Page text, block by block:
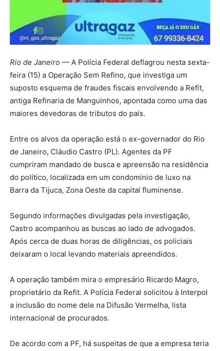
Rio de Janeiro — A Polícia Federal deflagrou nesta sexta-
feira (15) a Operação Sem Refino, que investiga um
suposto esquema de fraudes fiscais envolvendo a Refit,
antiga Refinaria de Manguinhos, apontada como uma das
maiores devedoras de tributos do país.
Entre os alvos da operação está o ex-governador do Rio
de Janeiro, Cláudio Castro (PL). Agentes da PF
cumpriram mandado de busca e apreensão na residência
do político, localizada em um condomínio de luxo na
Barra da Tijuca, Zona Oeste da capital fluminense.
Segundo informações divulgadas pela investigação,
Castro acompanhou as buscas ao lado de advogados.
Após cerca de duas horas de diligências, os policiais
deixaram o local levando materiais apreendidos.
A operação também mira o empresário Ricardo Magro,
proprietário da Refit. A Polícia Federal solicitou à Interpol
a inclusão do nome dele na Difusão Vermelha, lista
internacional de procurados.
De acordo com a PF, há suspeitas de que a empresa teria